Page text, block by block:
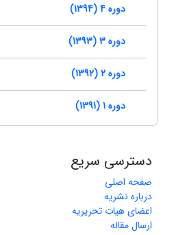
دوره 4 (1394)
دوره 3 (1393)
دوره 2 (1392)
دوره 1 (1391)
دسترسی سریع
صفحه اصلی
درباره نشریه
اعضای هیات تحریریه
ارسال مقاله